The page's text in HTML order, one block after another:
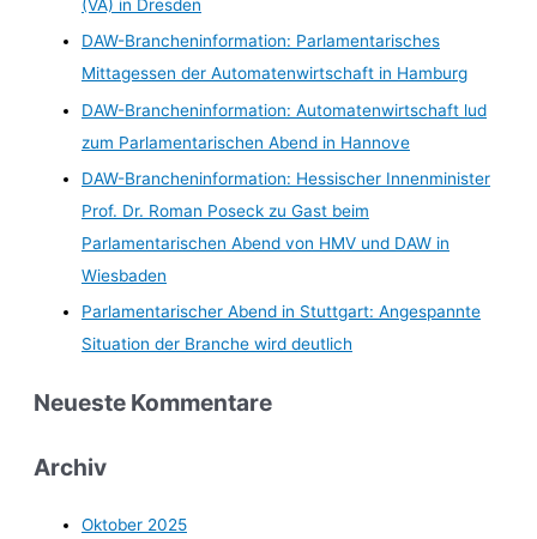
(VA) in Dresden
DAW-Brancheninformation: Parlamentarisches
Mittagessen der Automatenwirtschaft in Hamburg
DAW-Brancheninformation: Automatenwirtschaft lud
zum Parlamentarischen Abend in Hannove
DAW-Brancheninformation: Hessischer Innenminister
Prof. Dr. Roman Poseck zu Gast beim
Parlamentarischen Abend von HMV und DAW in
Wiesbaden
Parlamentarischer Abend in Stuttgart: Angespannte
Situation der Branche wird deutlich
Neueste Kommentare
Archiv
Oktober 2025